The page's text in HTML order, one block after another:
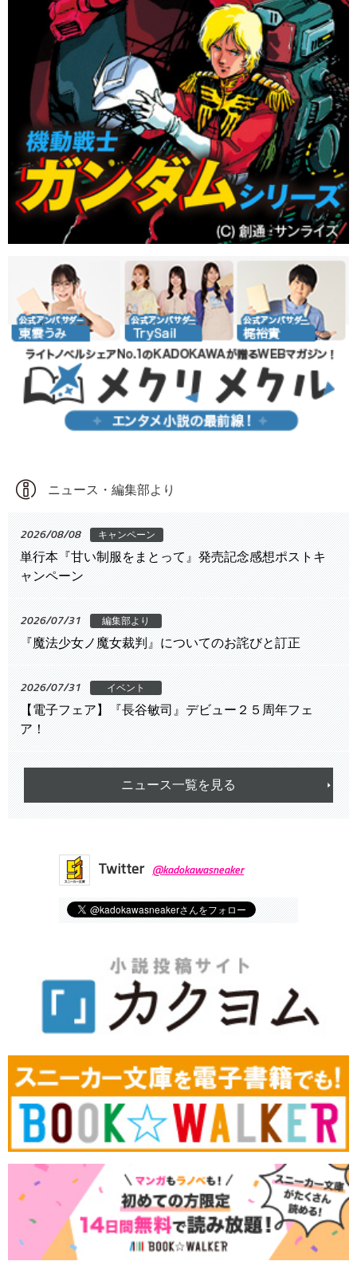
ニュース・編集部より
2026/08/08 キャンペーン
単行本『甘い制服をまとって』発売記念感想ポストキ
ャンペーン
2026/07/31 編集部より
『魔法少女ノ魔女裁判』についてのお詫びと訂正
2026/07/31 イベント
【電子フェア】『長谷敏司』デビュー２５周年フェ
ア！
ニュース一覧を見る
Twitter @kadokawasneaker